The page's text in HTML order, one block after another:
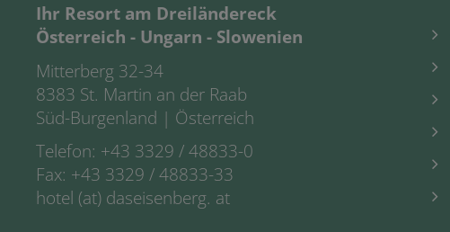
Ihr Resort am Dreiländereck
Österreich - Ungarn - Slowenien
Mitterberg 32-34
8383 St. Martin an der Raab
Süd-Burgenland | Österreich
Telefon: +43 3329 / 48833-0
Fax: +43 3329 / 48833-33
hotel (at) daseisenberg. at